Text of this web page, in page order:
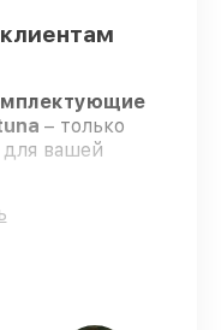
– только
для вашей
и навыков,